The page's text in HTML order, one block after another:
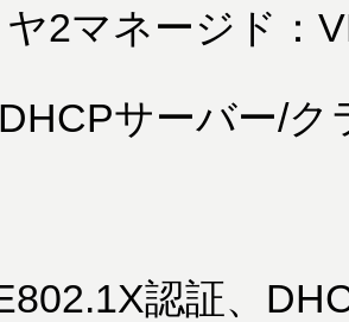
ヤ2マネージド：
サーバー/
認証、